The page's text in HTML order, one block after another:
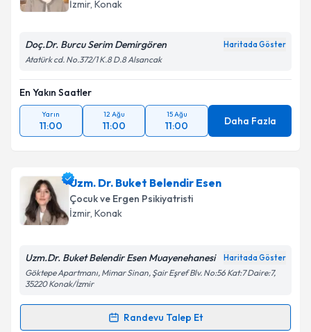
Kişisel verilerimin işlenmesine ilişkin
kapsamda işlenmesini kabul ediyorum.
Takvim Talebini Gönder
İzmir, Konak
Doç.Dr. Burcu Serim Demirgören Haritada Göster
Atatürk cd. No.372/1 K.8 D.8 Alsancak
En Yakın Saatler
Yarın
11:00
12 Ağu
11:00
15 Ağu
11:00 Daha Fazla
Uzm. Dr. Buket Belendir Esen
Çocuk ve Ergen Psikiyatristi
İzmir, Konak
Uzm.Dr. Buket Belendir Esen Muayenehanesi Haritada Göster
Göktepe Apartmanı, Mimar Sinan, Şair Eşref Blv. No:56 Kat:7 Daire:7,
35220 Konak/İzmir
Randevu Talep Et
Randevu Takvimi Talebi